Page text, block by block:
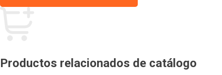
Productos relacionados de catálogo